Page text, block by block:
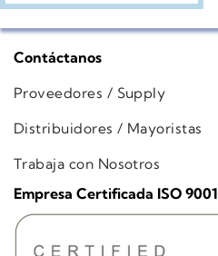
Contáctanos
Proveedores / Supply
Distribuidores / Mayoristas
Trabaja con Nosotros
Empresa Certificada ISO 9001